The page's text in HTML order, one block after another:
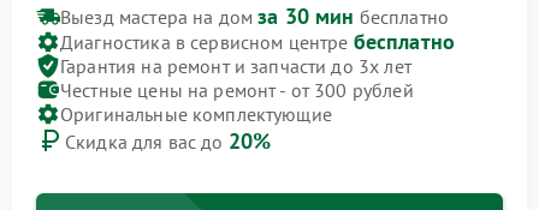
Выезд мастера на домза 30 мин бесплатно
Диагностика в сервисном центре бесплатно
Гарантия на ремонт и запчасти до 3х лет
Честные цены на ремонт - от 300 рублей
Оригинальные комплектующие
Скидка для вас до 20%